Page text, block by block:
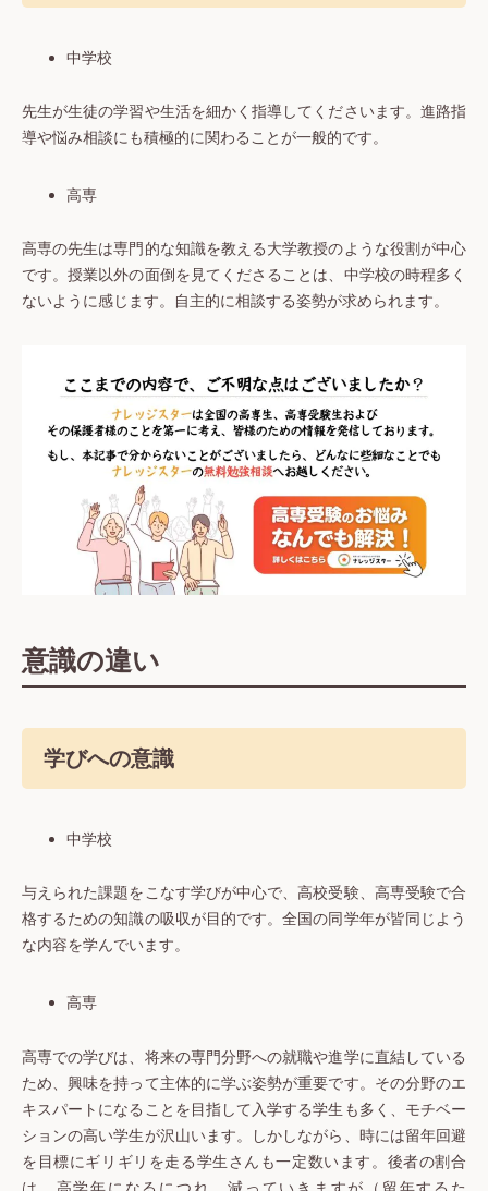
中学校
先生が生徒の学習や生活を細かく指導してくださいます。進路指
導や悩み相談にも積極的に関わることが一般的です。
高専
高専の先生は専門的な知識を教える大学教授のような役割が中心
です。授業以外の面倒を見てくださることは、中学校の時程多く
ないように感じます。自主的に相談する姿勢が求められます。
意識の違い
学びへの意識
中学校
与えられた課題をこなす学びが中心で、高校受験、高専受験で合
格するための知識の吸収が目的です。全国の同学年が皆同じよう
な内容を学んでいます。
高専
高専での学びは、将来の専門分野への就職や進学に直結している
ため、興味を持って主体的に学ぶ姿勢が重要です。その分野のエ
キスパートになることを目指して入学する学生も多く、モチベー
ションの高い学生が沢山います。しかしながら、時には留年回避
を目標にギリギリを走る学生さんも一定数います。後者の割合